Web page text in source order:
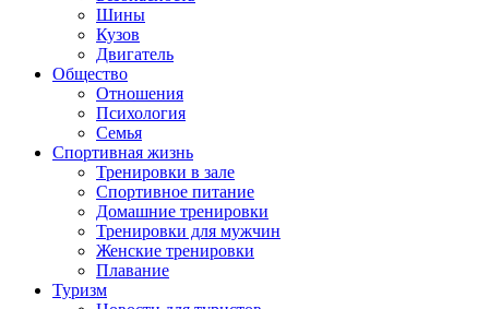
Шины
Кузов
Двигатель
Общество
Отношения
Психология
Семья
Спортивная жизнь
Тренировки в зале
Спортивное питание
Домашние тренировки
Тренировки для мужчин
Женские тренировки
Плавание
Туризм